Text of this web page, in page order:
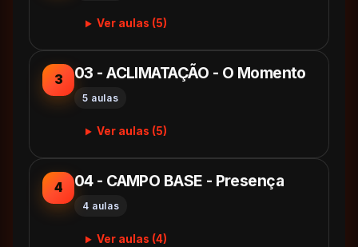
Ver aulas (5)
3 03 - ACLIMATAÇÃO - O Momento
5 aulas
Ver aulas (5)
4 04 - CAMPO BASE - Presença
4 aulas
Ver aulas (4)